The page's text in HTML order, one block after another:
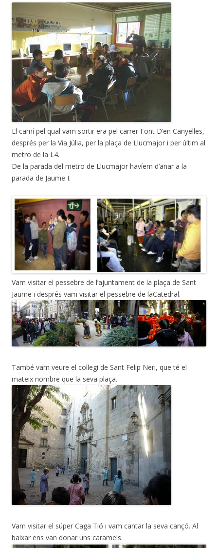
El camí pel qual vam sortir era pel carrer Font D’en Canyelles,
després per la Via Júlia, per la plaça de Llucmajor i per últim al
metro de la L4.
De la parada del metro de Llucmajor havíem d’anar a la
parada de Jaume I.
Vam visitar el pessebre de l’ajuntament de la plaça de Sant
Jaume i després vam visitar el pessebre de laCatedral.
També vam veure el col·legi de Sant Felip Neri, que té el
mateix nombre que la seva plaça.
Vam visitar el súper Caga Tió i vam cantar la seva cançó. Al
baixar ens van donar uns caramels.